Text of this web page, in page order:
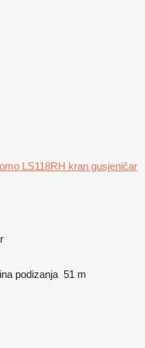
LS118RH kran gusjeničar
podizanja 51 m